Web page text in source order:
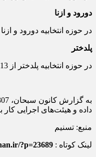
دورود و ازنا
در حوزه انتخابیه دورود و ازنا از مجموع 45 کاندیدای ثبت نام کرده 16 نفر تائید، 16 نفر رد، 11 نفر نیز عدم احراز
پلدختر
در حوزه انتخابیه پلدختر از 13 کاندیدای ثبت نام کرده 6 نفر رد و 7 نفر تائید صلاحیت شدند.
داده و هیئت‌های اجرایی کار بررسی 300 داوطلب انتخابات مجلس در 7 حوزه انتخاباتی استان لرستان را آغاز کردند که 283 نفر تائید
منبع: تسنیم
لینک کوتاه : ?p=23689